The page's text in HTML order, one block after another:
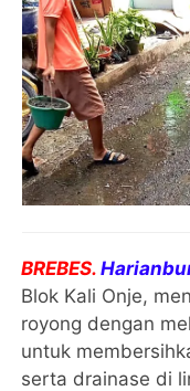
BREBES.
Blok Kali Onje,
royong dengan
untuk
serta drainase di